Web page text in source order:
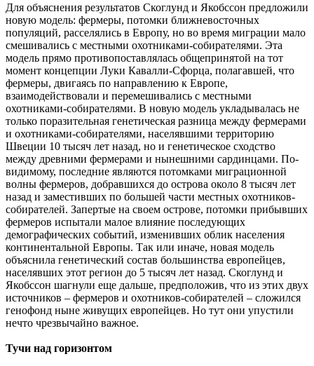
Для объяснения результатов Скоглунд и Якобссон предложили
новую модель: фермеры, потомки ближневосточных
популяций, расселялись в Европу, но во время миграции мало
смешивались с местными охотниками-собирателями. Эта
модель прямо противопоставлялась общепринятой на тот
момент концепции Луки Кавалли-Сфорца, полагавшей, что
фермеры, двигаясь по направлению к Европе,
взаимодействовали и перемешивались с местными
охотниками-собирателями. В новую модель укладывалась не
только поразительная генетическая разница между фермерами
и охотниками-собирателями, населявшими территорию
Швеции 10 тысяч лет назад, но и генетическое сходство
между древними фермерами и нынешними сардинцами. По-
видимому, последние являются потомками миграционной
волны фермеров, добравшихся до острова около 8 тысяч лет
назад и заместивших по большей части местных охотников-
собирателей. Запертые на своем острове, потомки прибывших
фермеров испытали малое влияние последующих
демографических событий, изменивших облик населения
континентальной Европы. Так или иначе, новая модель
объяснила генетический состав большинства европейцев,
населявших этот регион до 5 тысяч лет назад. Скоглунд и
Якобссон шагнули еще дальше, предположив, что из этих двух
источников – фермеров и охотников-собирателей – сложился
генофонд ныне живущих европейцев. Но тут они упустили
нечто чрезвычайно важное.
Тучи над горизонтом